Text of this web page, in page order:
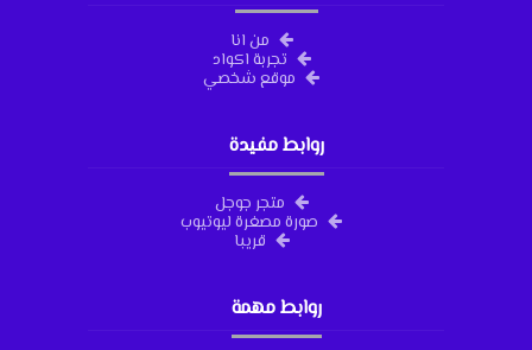
من انا
تجربة اكواد
موقع شخصي
روابط مفيدة
متجر جوجل
صورة مصغرة ليوتيوب
قريبا
روابط مهمة